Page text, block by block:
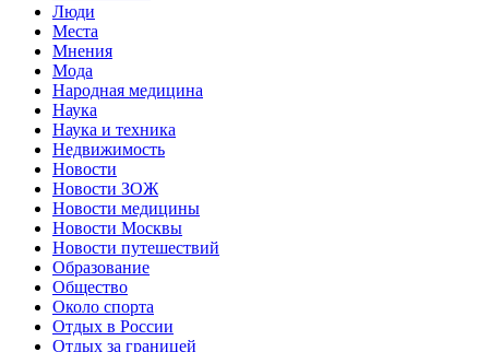
Люди
Места
Мнения
Мода
Народная медицина
Наука
Наука и техника
Недвижимость
Новости
Новости ЗОЖ
Новости медицины
Новости Москвы
Новости путешествий
Образование
Общество
Около спорта
Отдых в России
Отдых за границей